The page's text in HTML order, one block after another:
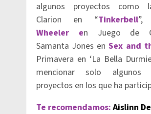
algunos proyectos como
Clarion en “Tinkerbell”,
Wheeler en Juego de
Samanta Jones enSex and
Primavera en ‘La Bella
mencionar solo
proyectos en los que ha
Te recomendamos: Aislinn